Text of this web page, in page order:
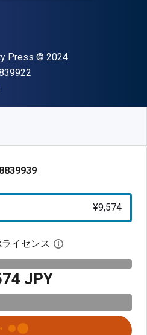
Press 著作権
© 2024
¥9,574
イセンス デジタルライセン
JPY